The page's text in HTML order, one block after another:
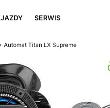
SERWIS
Automat Titan LX Supreme